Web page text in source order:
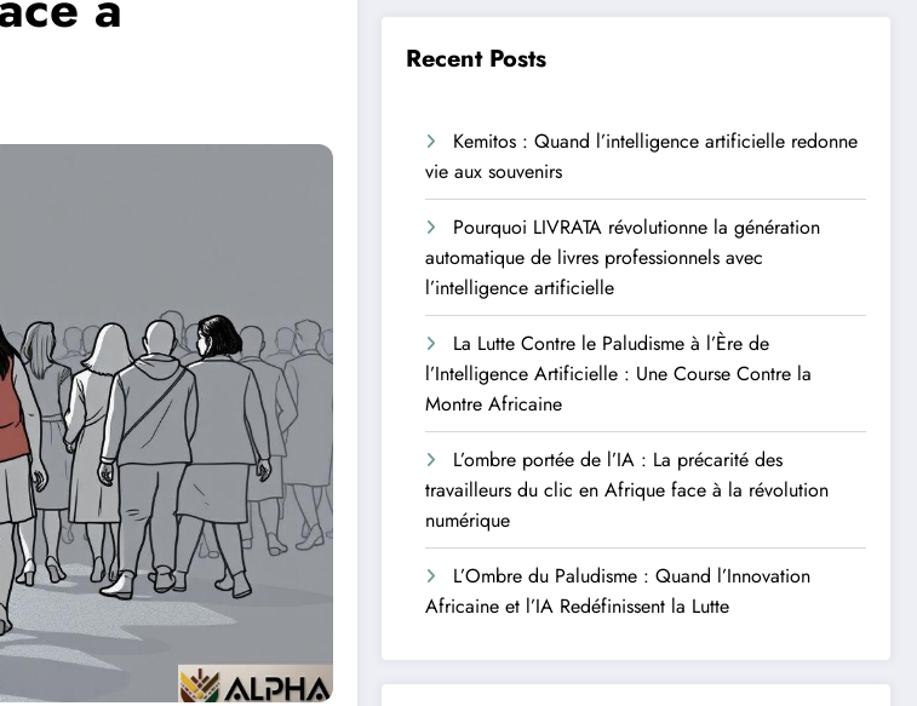
Recent Posts
Kemitos : Quand l’intelligence artificielle redonne
vie aux souvenirs
Pourquoi LIVRATA révolutionne la génération
automatique de livres professionnels avec
l’intelligence artificielle
La Lutte Contre le Paludisme à l’Ère de
l’Intelligence Artificielle : Une Course Contre la
Montre Africaine
L’ombre portée de l’IA : La précarité des
travailleurs du clic en Afrique face à la révolution
numérique
L’Ombre du Paludisme : Quand l’Innovation
Africaine et l’IA Redéfinissent la Lutte